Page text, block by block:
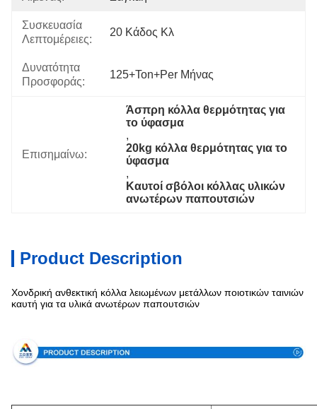
Συσκευασία
Λεπτομέρειες:
20 Κάδος Κλ
Δυνατότητα
Προσφοράς:
125+Ton+per Μήνας
Επισημαίνω:
Άσπρη κόλλα θερμότητας για
το ύφασμα
,
20kg κόλλα θερμότητας για το
ύφασμα
,
Καυτοί σβόλοι κόλλας υλικών
ανωτέρων παπουτσιών
Product Description
Χονδρική ανθεκτική κόλλα λειωμένων μετάλλων ποιοτικών ταινιών
καυτή για τα υλικά ανωτέρων παπουτσιών